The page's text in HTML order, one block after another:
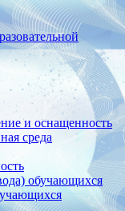
и оснащенность
среда
обучающихся